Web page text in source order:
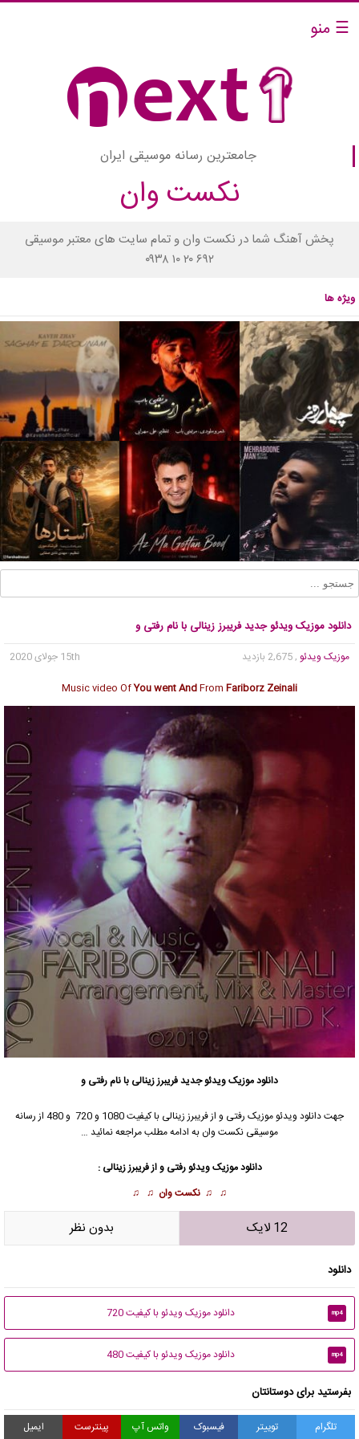
☰ منو
جامعترین رسانه موسیقی ایران
نکست وان
پخش آهنگ شما در نکست وان و تمام سایت های معتبر موسیقی
۰۹۳۸ ۱۰ ۲۰ ۶۹۲
ویژه ها
دانلود موزیک ویدئو جدید فریبرز زینالی با نام رفتی و
موزیک ویدئو , 2,675 بازدید
15th جولای 2020
Music video OfYou went AndFrom Fariborz Zeinali
دانلود موزیک ویدئو جدیدفریبرز زینالی با نام رفتی و
جهت دانلود ویدئو موزیک
رفتی و از فریبرز زینالی با کیفیت 1080 و 720 و 480 از رسانه
موسیقی نکست وان به ادامه مطلب مراجعه نمائید …
دانلود موزیک ویدئورفتی و از فریبرز زینالی :
♫ ♫ نکست وان ♫ ♫
12 لایک بدون نظر
دانلود
mp4 دانلود موزیک ویدئو با کیفیت 720
mp4 دانلود موزیک ویدئو با کیفیت 480
بفرستید برای دوستانتان
تلگرام توییتر فیسبوک واتس آپ پینترست ایمیل